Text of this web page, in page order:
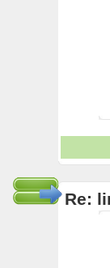
Re: